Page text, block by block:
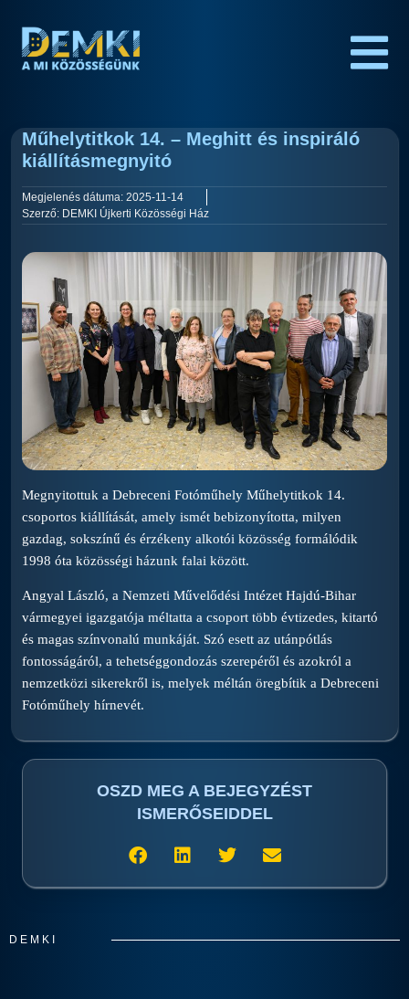
Műhelytitkok 14. – Meghitt és inspiráló
kiállításmegnyitó
Megjelenés dátuma: 2025-11-14
Szerző: DEMKI Újkerti Közösségi Ház
Megnyitottuk a Debreceni Fotóműhely Műhelytitkok 14.
csoportos kiállítását, amely ismét bebizonyította, milyen
gazdag, sokszínű és érzékeny alkotói közösség formálódik
1998 óta közösségi házunk falai között.
Angyal László, a Nemzeti Művelődési Intézet Hajdú-Bihar
vármegyei igazgatója méltatta a csoport több évtizedes, kitartó
és magas színvonalú munkáját. Szó esett az utánpótlás
fontosságáról, a tehetséggondozás szerepéről és azokról a
nemzetközi sikerekről is, melyek méltán öregbítik a Debreceni
Fotóműhely hírnevét.
OSZD MEG A BEJEGYZÉST
ISMERŐSEIDDEL
DEMKI